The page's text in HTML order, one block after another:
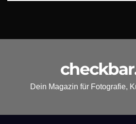
Dein Magazin für Fotografie,